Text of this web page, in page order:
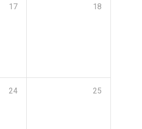
17 18
24 25